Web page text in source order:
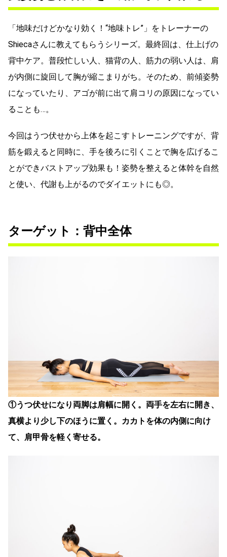
「地味だけどかなり効く！“地味トレ”」をトレーナーの
Shiecaさんに教えてもらうシリーズ。最終回は、仕上げの
背中ケア。普段忙しい人、猫背の人、筋力の弱い人は、肩
が内側に旋回して胸が縮こまりがち。そのため、前傾姿勢
になっていたり、アゴが前に出て肩コリの原因になってい
ることも…。
今回はうつ伏せから上体を起こすトレーニングですが、背
筋を鍛えると同時に、手を後ろに引くことで胸を広げるこ
とができバストアップ効果も！姿勢を整えると体幹を自然
と使い、代謝も上がるのでダイエットにも◎。
ターゲット：背中全体
①うつ伏せになり両脚は肩幅に開く。両手を左右に開き、
真横より少し下のほうに置く。カカトを体の内側に向け
て、肩甲骨を軽く寄せる。